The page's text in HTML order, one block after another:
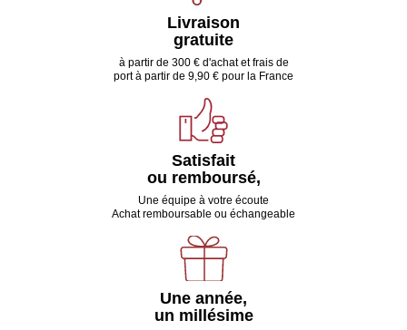
Livraison
gratuite
à partir de 300 € d'achat et frais de
port à partir de 9,90 € pour la France
Satisfait
ou remboursé,
Une équipe à votre écoute
Achat remboursable ou échangeable
Une année,
un millésime